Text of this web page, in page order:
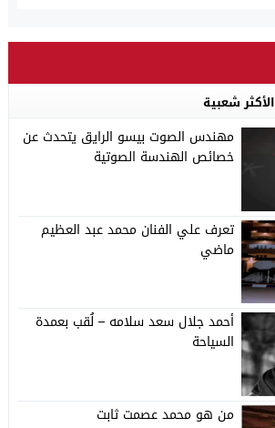
الأكثر شعبية
مهندس الصوت بيسو الرايق يتحدث عن
خصائص الهندسة الصوتية
تعرف علي الفنان محمد عبد العظيم
ماضي
أحمد جلال سعد سلامه – لُقب بعمدة
السياحة
من هو محمد عصمت ثابت